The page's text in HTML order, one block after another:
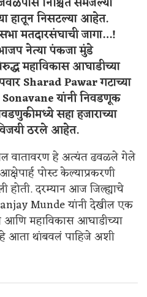
हातून निसटल्या आहेत.
मतदारसंघाची जागा…!
नेत्या पंकजा मुंडे
महाविकास आघाडीच्या
पवार Sharad Pawar गटाच्या
यांनी निवडणूक
सहा हजाराच्या
ठरले आहेत.
वातावरण हे अत्यंत ढवळले गेले
पोस्ट केल्याप्रकरणी
होती. दरम्यान आज जिल्ह्याचे
Munde यांनी देखील एक
महाविकास आघाडीच्या
हे आता थांबवलं पाहिजे अशी